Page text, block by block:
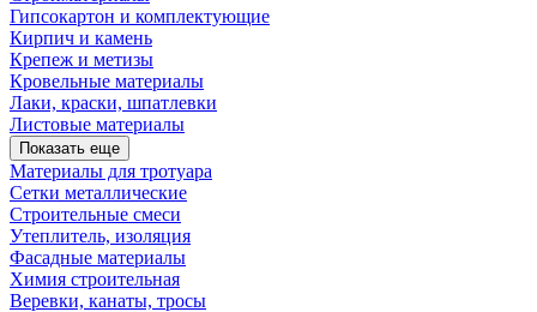
Гипсокартон и комплектующие
Кирпич и камень
Крепеж и метизы
Кровельные материалы
Лаки, краски, шпатлевки
Листовые материалы
Показать еще
Материалы для тротуара
Сетки металлические
Строительные смеси
Утеплитель, изоляция
Фасадные материалы
Химия строительная
Веревки, канаты, тросы